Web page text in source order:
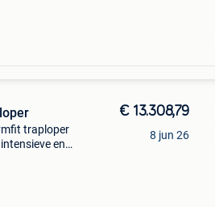
traploper
en
€ 13.308,79
8 jun 26